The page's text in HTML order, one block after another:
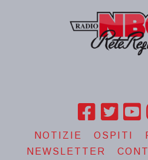
NOTIZIE OSPITI
NEWSLETTER